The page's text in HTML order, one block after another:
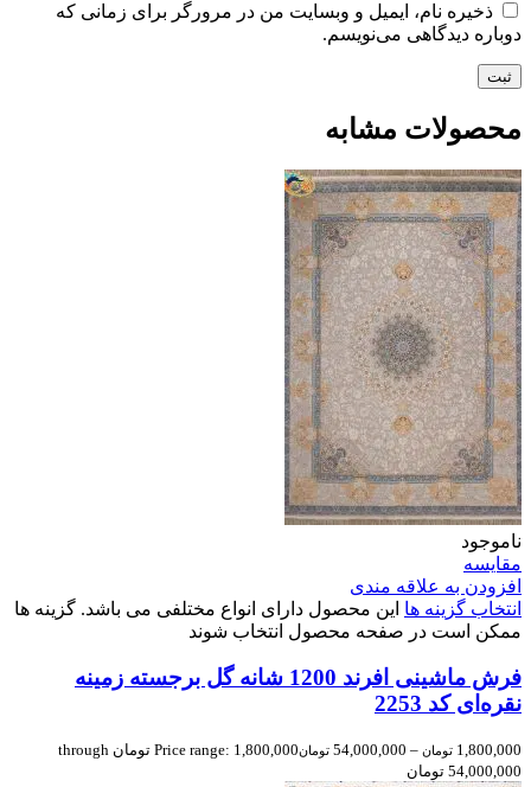
ذخیره نام، ایمیل و وبسایت من در مرورگر برای زمانی که
دوباره دیدگاهی می‌نویسم.
محصولات مشابه
ناموجود
مقایسه
افزودن به علاقه مندی
انتخاب گزینه ها این محصول دارای انواع مختلفی می باشد. گزینه ها
ممکن است در صفحه محصول انتخاب شوند
فرش ماشینی افرند 1200 شانه گل برجسته زمینه
نقره‌ای کد 2253
1,800,000 تومان –
54,000,000 تومان
Price range: 1,800,000 تومان through
54,000,000 تومان